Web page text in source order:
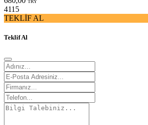
TRY
4115
TEKLİF AL
Teklif Al